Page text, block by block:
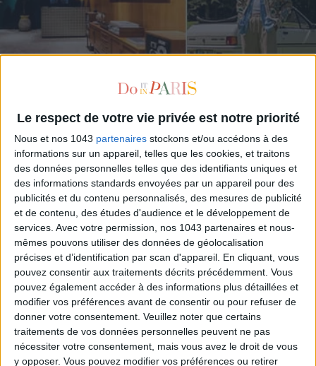
Le respect de votre vie privée est notre priorité
Nous et nos 1043 partenaires stockons et/ou accédons à des
informations sur un appareil, telles que les cookies, et traitons
des données personnelles telles que des identifiants uniques et
des informations standards envoyées par un appareil pour des
publicités et du contenu personnalisés, des mesures de publicité
et de contenu, des études d'audience et le développement de
services. Avec votre permission, nos 1043 partenaires et nous-
mêmes pouvons utiliser des données de géolocalisation
précises et d’identification par scan d'appareil. En cliquant, vous
pouvez consentir aux traitements décrits précédemment. Vous
pouvez également accéder à des informations plus détaillées et
modifier vos préférences avant de consentir ou pour refuser de
donner votre consentement. Veuillez noter que certains
traitements de vos données personnelles peuvent ne pas
nécessiter votre consentement, mais vous avez le droit de vous
y opposer. Vous pouvez modifier vos préférences ou retirer
FUNNY MONSIEUR: THE STORE FOR STYLISH MEN IN THE MARAIS